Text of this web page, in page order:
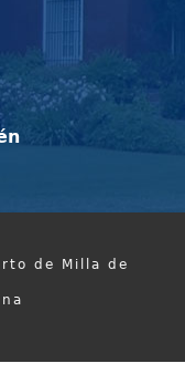
de Milla de